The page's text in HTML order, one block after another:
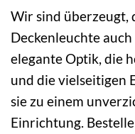
Wir sind überzeugt,
Deckenleuchte
elegante Optik, die
und die vielseitigen
sie zu einem
Einrichtung.